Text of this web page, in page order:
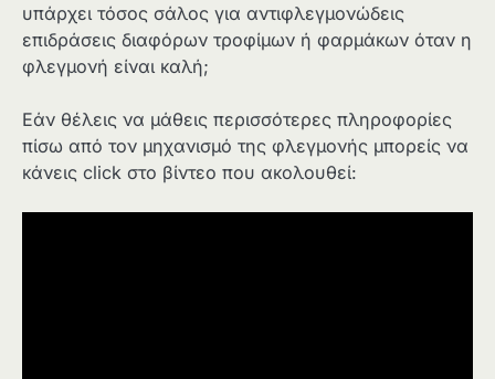
υπάρχει τόσος σάλος για αντιφλεγμονώδεις
επιδράσεις διαφόρων τροφίμων ή φαρμάκων όταν η
φλεγμονή είναι καλή;
Εάν θέλεις να μάθεις περισσότερες πληροφορίες
πίσω από τον μηχανισμό της φλεγμονής μπορείς να
κάνεις click στο βίντεο που ακολουθεί: